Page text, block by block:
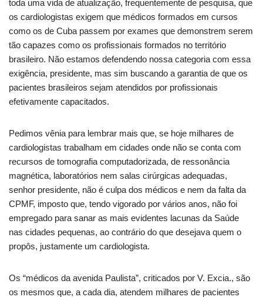
toda uma vida de atualização, frequentemente de pesquisa, que
os cardiologistas exigem que médicos formados em cursos
como os de Cuba passem por exames que demonstrem serem
tão capazes como os profissionais formados no território
brasileiro. Não estamos defendendo nossa categoria com essa
exigência, presidente, mas sim buscando a garantia de que os
pacientes brasileiros sejam atendidos por profissionais
efetivamente capacitados.
Pedimos vênia para lembrar mais que, se hoje milhares de
cardiologistas trabalham em cidades onde não se conta com
recursos de tomografia computadorizada, de ressonância
magnética, laboratórios nem salas cirúrgicas adequadas,
senhor presidente, não é culpa dos médicos e nem da falta da
CPMF, imposto que, tendo vigorado por vários anos, não foi
empregado para sanar as mais evidentes lacunas da Saúde
nas cidades pequenas, ao contrário do que desejava quem o
propôs, justamente um cardiologista.
Os “médicos da avenida Paulista”, criticados por V. Excia., são
os mesmos que, a cada dia, atendem milhares de pacientes